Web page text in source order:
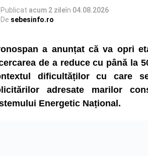
Publicat acum 2 zileîn 04.08.2026
De sebesinfo.ro
a anunțat că va opri
de a reduce cu până la
dificultăților cu care
adresate marilor
Energetic Național.